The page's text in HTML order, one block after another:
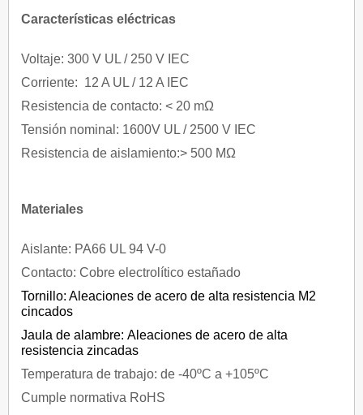
Características eléctricas
Voltaje: 300 V UL / 250 V IEC
Corriente: 12 A UL / 12 A IEC
Resistencia de contacto: < 20 mΩ
Tensión nominal: 1600V UL / 2500 V IEC
Resistencia de aislamiento:> 500 MΩ
Materiales
Aislante: PA66 UL 94 V-0
Contacto: Cobre electrolítico estañado
Tornillo: Aleaciones de acero de alta resistencia M2
cincados
Jaula de alambre: Aleaciones de acero de alta
resistencia zincadas
Temperatura de trabajo: de -40ºC a +105ºC
Cumple normativa RoHS